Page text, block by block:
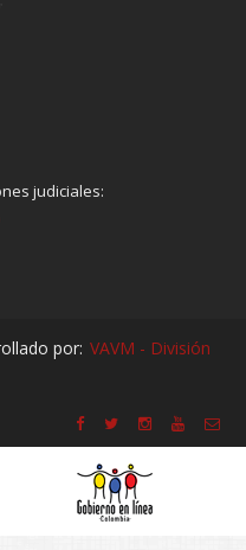
judiciales:
por: VAVM - División